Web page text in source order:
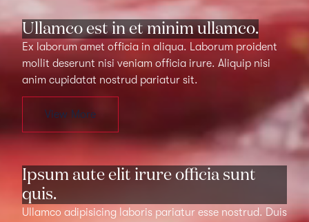
Ullamco est in et minim ullamco.
Ex laborum amet officia in aliqua. Laborum proident
mollit deserunt nisi veniam officia irure. Aliquip nisi
anim cupidatat nostrud pariatur sit.
View More
Ipsum aute elit irure officia sunt
quis.
Ullamco adipisicing laboris pariatur esse nostrud. Duis